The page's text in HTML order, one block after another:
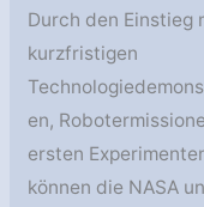
Durch den Einstieg
kurzfristigen
en,
ersten
können die NASA